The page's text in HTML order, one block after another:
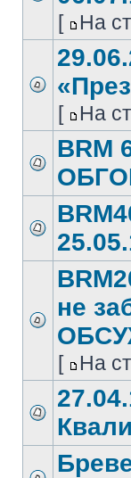
[ На
[ На
BRM
не
[ На